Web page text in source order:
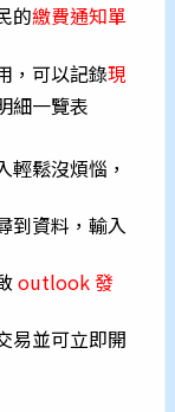
的繳費通知單
，可以記錄現
細一覽表
鬆沒煩惱，
到資料，輸入
outlook 發
易並可立即開